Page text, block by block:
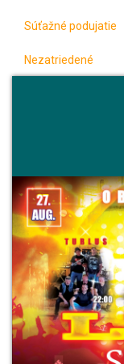
Súťažné podujatie
Nezatriedené